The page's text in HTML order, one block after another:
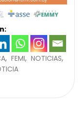
FEMI
NOTICIAS